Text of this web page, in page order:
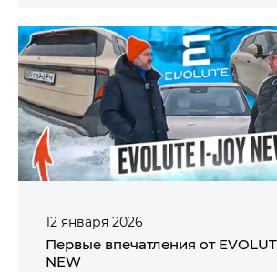
12 января 2026
Первые впечатления от
NEW